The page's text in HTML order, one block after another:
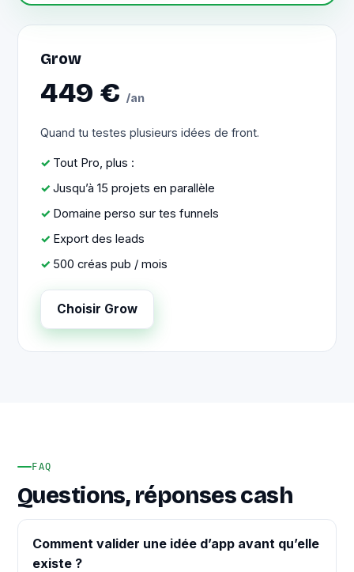
Grow
449 € /an
Quand tu testes plusieurs idées de front.
Tout Pro, plus :
Jusqu’à 15 projets en parallèle
Domaine perso sur tes funnels
Export des leads
500 créas pub / mois
Choisir Grow
FAQ
Questions, réponses cash
Comment valider une idée d’app avant qu’elle
existe ?